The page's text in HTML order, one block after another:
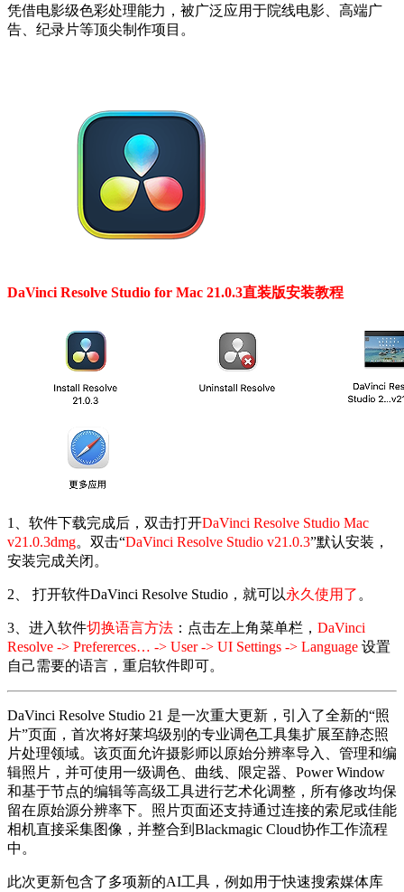
凭借电影级色彩处理能力，被广泛应用于院线电影、高端广
告、纪录片等顶尖制作项目。
DaVinci Resolve Studio for Mac 21.0.3直装版安装教程
1、软件下载完成后，双击打开DaVinci Resolve Studio Mac
v21.0.3dmg。双击“DaVinci Resolve Studio v21.0.3”默认安装，
安装完成关闭。
2、 打开软件DaVinci Resolve Studio，就可以永久使用了 。
3、进入软件切换语言方法 ：点击左上角菜单栏， DaVinci
Resolve -> Prefererces… -> User -> UI Settings -> Language 设置
自己需要的语言，重启软件即可。
DaVinci Resolve Studio 21 是一次重大更新，引入了全新的“照
片”页面，首次将好莱坞级别的专业调色工具集扩展至静态照
片处理领域。该页面允许摄影师以原始分辨率导入、管理和编
辑照片，并可使用一级调色、曲线、限定器、Power Window
和基于节点的编辑等高级工具进行艺术化调整，所有修改均保
留在原始源分辨率下。照片页面还支持通过连接的索尼或佳能
相机直接采集图像，并整合到Blackmagic Cloud协作工作流程
中。
此次更新包含了多项新的AI工具，例如用于快速搜索媒体库